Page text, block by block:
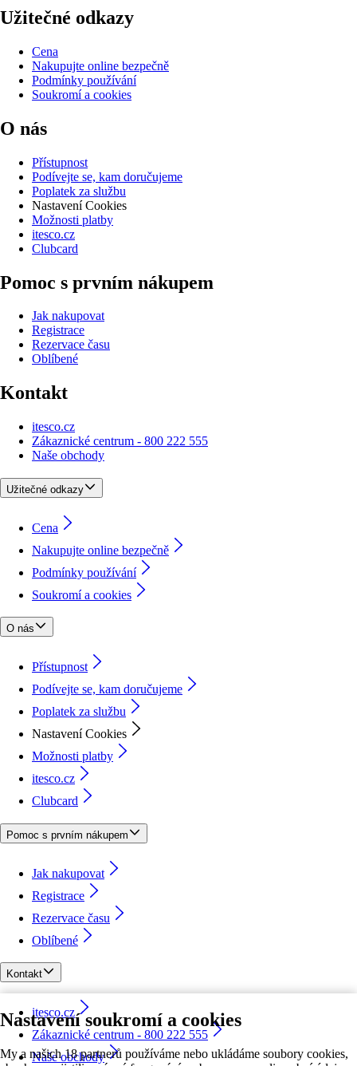
Nastavení soukromí a cookies
My a našich 18 partnerů používáme nebo ukládáme soubory cookies,
Užitečné odkazy
Cena
Nakupujte online bezpečně
Podmínky používání
Soukromí a cookies
O nás
Přístupnost
Podívejte se, kam doručujeme
Poplatek za službu
Nastavení Cookies
Možnosti platby
itesco.cz
Clubcard
Pomoc s prvním nákupem
Jak nakupovat
Registrace
Rezervace času
Oblíbené
Kontakt
itesco.cz
Zákaznické centrum - 800 222 555
Naše obchody
Užitečné odkazy
Cena
Nakupujte online bezpečně
Podmínky používání
Soukromí a cookies
O nás
Přístupnost
Podívejte se, kam doručujeme
Poplatek za službu
Nastavení Cookies
Možnosti platby
itesco.cz
Clubcard
Pomoc s prvním nákupem
Jak nakupovat
Registrace
Rezervace času
Oblíbené
Kontakt
itesco.cz
Zákaznické centrum - 800 222 555
Naše obchody